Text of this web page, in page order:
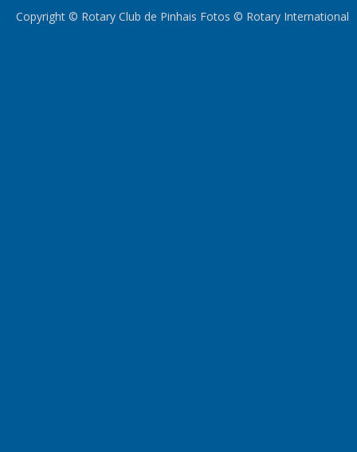
Copyright © Rotary Club de Pinhais Fotos © Rotary International